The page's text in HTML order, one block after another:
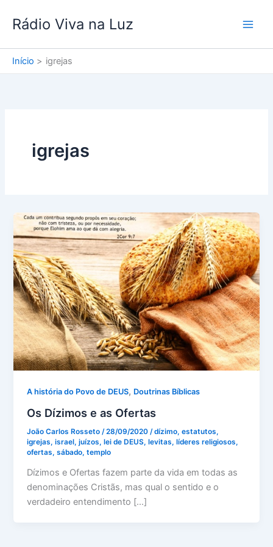
para
conteúdo
Rádio Viva na Luz
Início igrejas
igrejas
A história do Povo de DEUS, Doutrinas Bíblicas
Os Dízimos e as Ofertas
João Carlos Rosseto /28/09/2020 /dízimo,estatutos,
igrejas,israel,juízos,lei de DEUS,levitas,líderes religiosos,
ofertas,sábado,templo
Dízimos e Ofertas fazem parte da vida em todas as
denominações Cristãs, mas qual o sentido e o
verdadeiro entendimento […]